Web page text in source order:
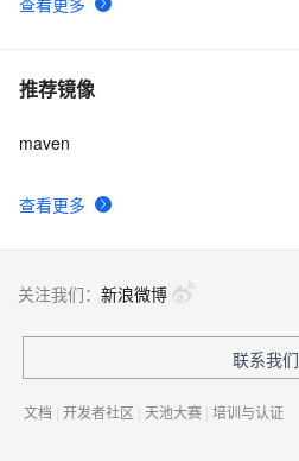
推荐镜像
查看更多
maven
关注我们： 新浪微博
联系我们
文档 | 开发者社区 | 天池大赛 | 培训与认证